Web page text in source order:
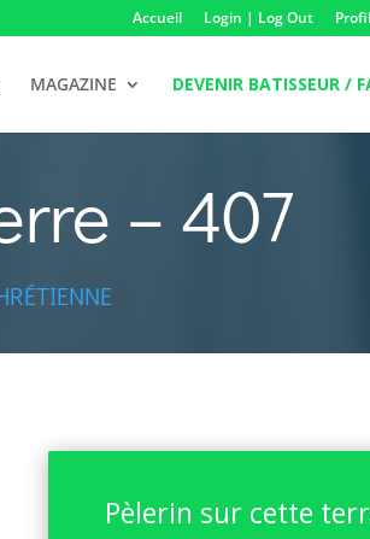
Accueil Login | Log Out
MAGAZINE DEVENIR BATISSEUR /
– 407
Pèlerin sur cette